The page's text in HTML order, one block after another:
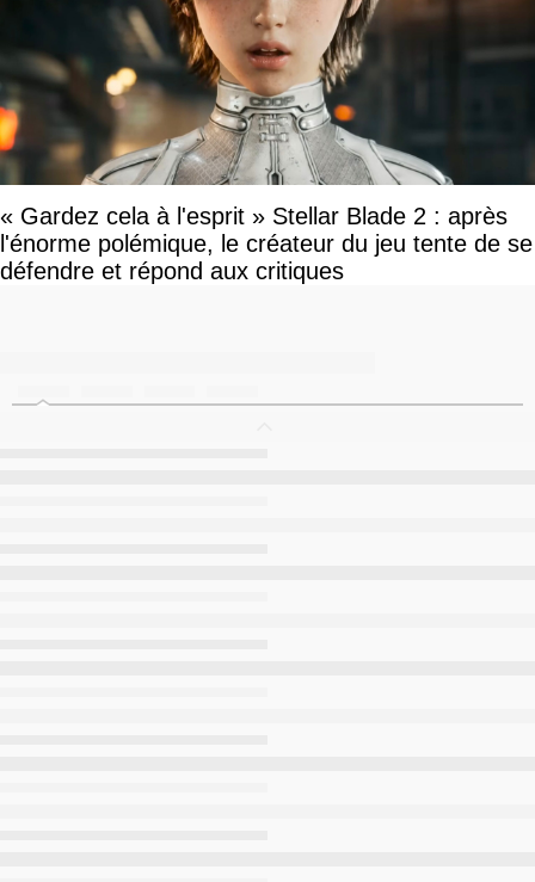
« Gardez cela à l'esprit » Stellar Blade 2 : après
l'énorme polémique, le créateur du jeu tente de se
défendre et répond aux critiques